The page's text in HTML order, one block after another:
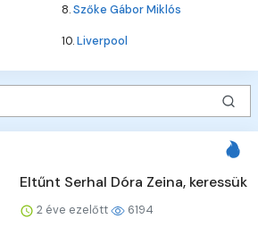
8.Szőke Gábor Miklós
10.Liverpool
Eltűnt Serhal Dóra Zeina, keressük
2 éve ezelőtt 6194